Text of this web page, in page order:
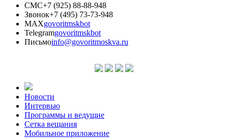
СМС+7 (925) 88-88-948
Звонок+7 (495) 73-73-948
MAXgovoritmskbot
Telegramgovoritmskbot
Письмоinfo@govoritmoskva.ru
Новости
Интервью
Программы и ведущие
Сетка вещания
Мобильное приложение